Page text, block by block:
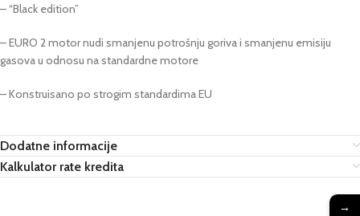
– “Black edition”
– EURO 2 motor nudi smanjenu potrošnju goriva i smanjenu emisiju
gasova u odnosu na standardne motore
– Konstruisano po strogim standardima EU
Dodatne informacije
Kalkulator rate kredita
→